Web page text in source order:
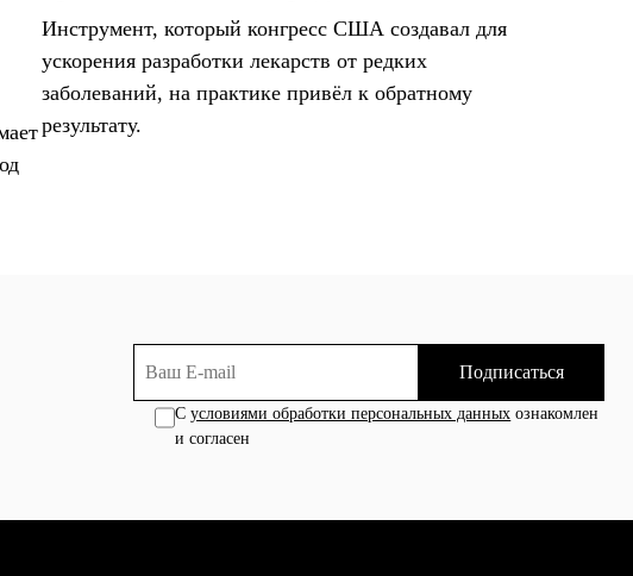
Инструмент, который конгресс США создавал для
ускорения разработки лекарств от редких
заболеваний, на практике привёл к обратному
результату.
Подписаться
Сусловиями обработки персональных данных ознакомлен
и согласен